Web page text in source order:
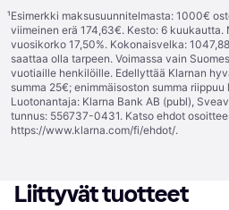
¹Esimerkki maksusuunnitelmasta: 1000€
viimeinen erä 174,63€. Kesto: 6 kuukautta.
vuosikorko 17,50%. Kokonaisvelka:
saattaa olla tarpeen. Voimassa vain
vuotiaille henkilöille. Edellyttää Klarnan
summa 25€; enimmäisoston summa
Luotonantaja: Klarna Bank AB (publ),
tunnus: 556737-0431. Katso ehdot
https://www.klarna.com/fi/ehdot/.
Liittyvät tuotteet